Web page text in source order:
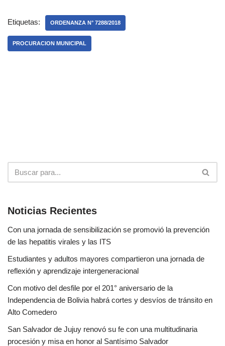
Etiquetas: ORDENANZA N° 7288/2018
PROCURACION MUNICIPAL
Noticias Recientes
Con una jornada de sensibilización se promovió la prevención
de las hepatitis virales y las ITS
Estudiantes y adultos mayores compartieron una jornada de
reflexión y aprendizaje intergeneracional
Con motivo del desfile por el 201° aniversario de la
Independencia de Bolivia habrá cortes y desvíos de tránsito en
Alto Comedero
San Salvador de Jujuy renovó su fe con una multitudinaria
procesión y misa en honor al Santísimo Salvador